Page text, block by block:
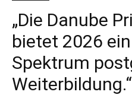
„Die Danube
bietet 2026
Spektrum
Weiterbildung.“